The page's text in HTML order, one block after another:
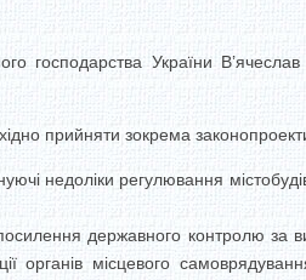
господарства України
прийняти зокрема
недоліки регулювання
державного контролю за
місцевого